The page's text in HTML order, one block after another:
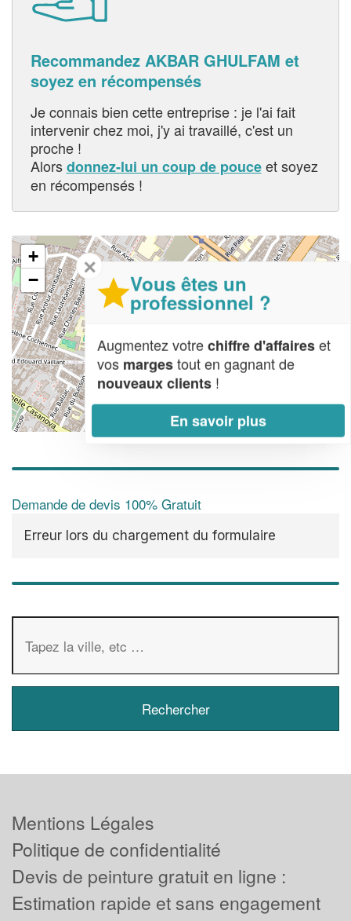
Recommandez AKBAR GHULFAM et
soyez en récompensés
Je connais bien cette entreprise : je l'ai fait
intervenir chez moi, j'y ai travaillé, c'est un
proche !
Alorsdonnez-lui un coup de pouceet soyez
en récompensés !
+
−
| Map data ©OpenStreetMap contributors,
Demande de devis 100% Gratuit
Erreur lors du chargement du formulaire
✕
Vous êtes un
professionnel ?
Augmentez votrechiffre d'affaireset
vos margestout en gagnant de
nouveaux clients !
En savoir plus
Mentions Légales
Politique de confidentialité
Devis de peinture gratuit en ligne :
Estimation rapide et sans engagement